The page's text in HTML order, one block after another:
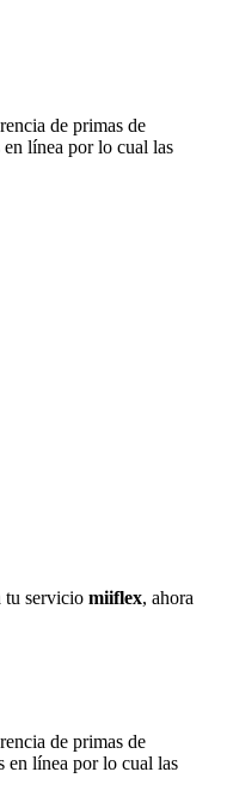
de primas de
línea por lo cual las
tu servicio miiflex, ahora
de primas de
en línea por lo cual las